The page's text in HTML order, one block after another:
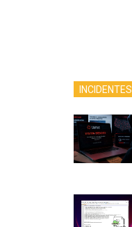
INCIDENTES